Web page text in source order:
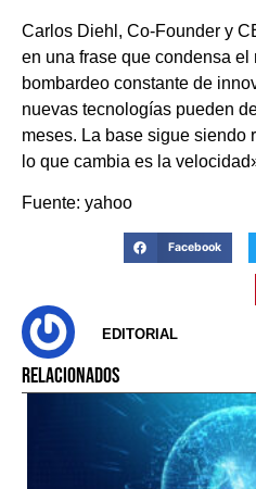
Carlos Diehl, Co-Founder y
en una frase que condensa el
bombardeo constante de
nuevas tecnologías pueden
meses. La base sigue siendo
lo que cambia es la
Fuente: yahoo
Facebook
EDITORIAL
RELACIONADOS